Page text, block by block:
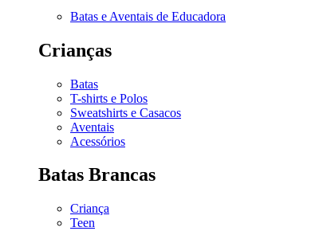
Batas e Aventais de Educadora
Crianças
Batas
T-shirts e Polos
Sweatshirts e Casacos
Aventais
Acessórios
Batas Brancas
Criança
Teen